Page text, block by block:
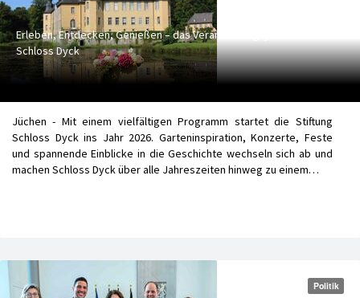
Erleben, Entdecken, Genießen – das Veranstaltungsjahr 2026 in
Schloss Dyck
Jüchen - Mit einem vielfältigen Programm startet die Stiftung
Schloss Dyck ins Jahr 2026. Garteninspiration, Konzerte, Feste
und spannende Einblicke in die Geschichte wechseln sich ab und
machen Schloss Dyck über alle Jahreszeiten hinweg zu einem…
Politik